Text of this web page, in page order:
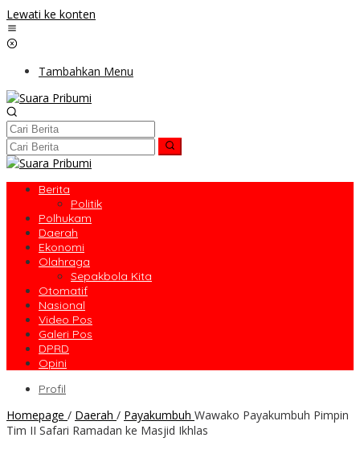
Lewati ke konten
Tambahkan Menu
Berita
Politik
Polhukam
Daerah
Ekonomi
Olahraga
Sepakbola Kita
Otomatif
Nasional
Video Pos
Galeri Pos
DPRD
Opini
Profil
Homepage / Daerah / Payakumbuh Wawako Payakumbuh Pimpin
Tim II Safari Ramadan ke Masjid Ikhlas